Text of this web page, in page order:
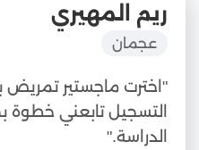
ريم المهيري
عجمان
"اخترت ماجستير تمريض
التسجيل تابعني
الدراسة."